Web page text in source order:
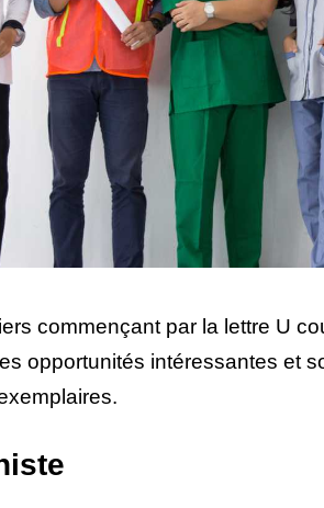
commençant par la lettre U
opportunités intéressantes et